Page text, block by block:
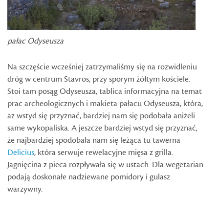
pałac Odyseusza
Na szczęście wcześniej zatrzymaliśmy się na rozwidleniu
dróg w centrum Stavros, przy sporym żółtym kościele.
Stoi tam posąg Odyseusza, tablica informacyjna na temat
prac archeologicznych i makieta pałacu Odyseusza, która,
aż wstyd się przyznać, bardziej nam się podobała aniżeli
same wykopaliska. A jeszcze bardziej wstyd się przyznać,
że najbardziej spodobała nam się leżąca tu tawerna
Delicius, która serwuje rewelacyjne mięsa z grilla.
Jagnięcina z pieca rozpływała się w ustach. Dla wegetarian
podają doskonałe nadziewane pomidory i gulasz
warzywny.